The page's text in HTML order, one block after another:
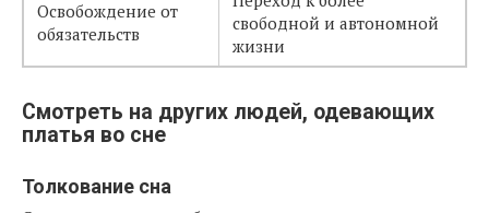
Освобождение от
обязательств
свободной и автономной
жизни
Смотреть на других людей, одевающих
платья во сне
Толкование сна